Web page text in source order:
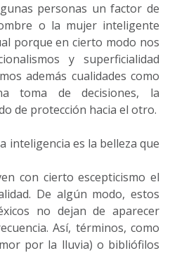
personas un factor de
o la mujer inteligente
porque en cierto modo nos
y superficialidad
además cualidades como
toma de decisiones, la
de protección hacia el otro.
inteligencia es la belleza que
con cierto escepticismo el
De algún modo, estos
no dejan de aparecer
Así, términos, como
por la lluvia) o bibliófilos